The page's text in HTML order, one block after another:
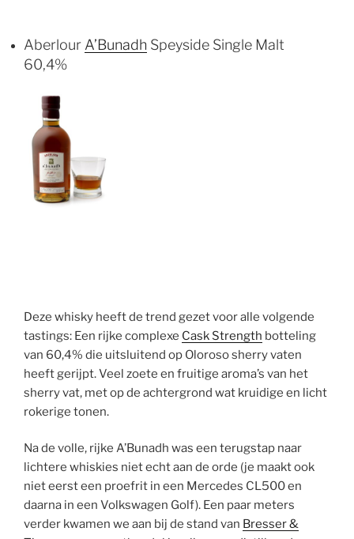
Aberlour A’Bunadh Speyside Single Malt
60,4%
Deze whisky heeft de trend gezet voor alle volgende
tastings: Een rijke complexe Cask Strength botteling
van 60,4% die uitsluitend op Oloroso sherry vaten
heeft gerijpt. Veel zoete en fruitige aroma’s van het
sherry vat, met op de achtergrond wat kruidige en licht
rokerige tonen.
Na de volle, rijke A’Bunadh was een terugstap naar
lichtere whiskies niet echt aan de orde (je maakt ook
niet eerst een proefrit in een Mercedes CL500 en
daarna in een Volkswagen Golf). Een paar meters
verder kwamen we aan bij de stand van Bresser &